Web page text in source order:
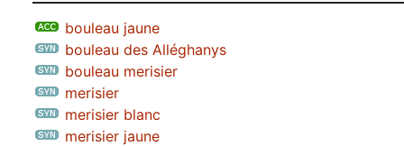
bouleau jaune
bouleau des Alléghanys
bouleau merisier
merisier
merisier blanc
merisier jaune